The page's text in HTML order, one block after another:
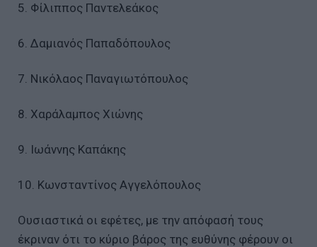
5. Φίλιππος Παντελεάκος
6. Δαμιανός Παπαδόπουλος
7. Νικόλαος Παναγιωτόπουλος
8. Χαράλαμπος Χιώνης
9. Ιωάννης Καπάκης
10. Κωνσταντίνος Αγγελόπουλος
Ουσιαστικά οι εφέτες, με την απόφασή τους
έκριναν ότι το κύριο βάρος της ευθύνης φέρουν οι